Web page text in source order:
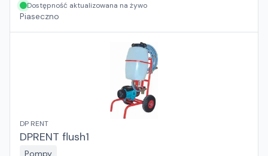
Dostępność aktualizowana na żywo
Piaseczno
DP RENT
DPRENT flush1
Pompy